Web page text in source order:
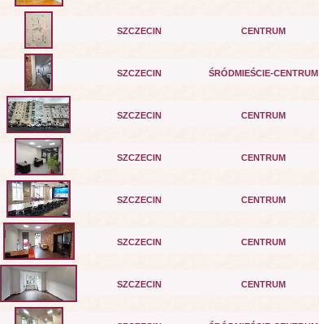
SZCZECIN CENTRUM
SZCZECIN ŚRÓDMIEŚCIE-CENTRUM
SZCZECIN CENTRUM
SZCZECIN CENTRUM
SZCZECIN CENTRUM
SZCZECIN CENTRUM
SZCZECIN CENTRUM